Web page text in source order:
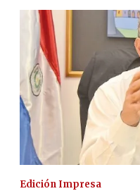
Edición Impresa